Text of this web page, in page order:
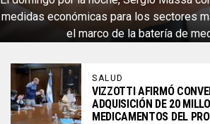
medidas económicas para los sectores
el marco de la batería de
SALUD
VIZZOTTI AFIRMÓ
ADQUISICIÓN DE 20
MEDICAMENTOS DEL